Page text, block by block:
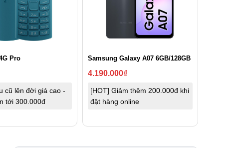
Pro
cũ lên đời giá cao -
tới 300.000đ
Samsung Galaxy A07 6GB/128GB
4.190.000₫
[HOT] Giảm thêm 200.000đ khi
đặt hàng online